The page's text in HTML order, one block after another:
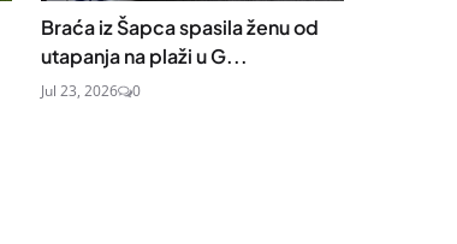
Braća iz Šapca spasila ženu od
utapanja na plaži u G...
Jul 23, 2026 0